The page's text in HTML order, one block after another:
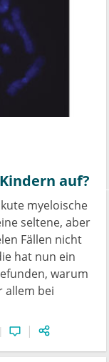
auf?
myeloische
seltene, aber
Fällen nicht
hat nun ein
warum
allem bei